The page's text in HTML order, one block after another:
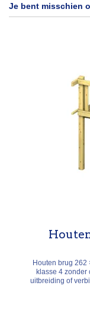
Je bent misschien
Houten brug
klasse 4 zonder
uitbreiding of